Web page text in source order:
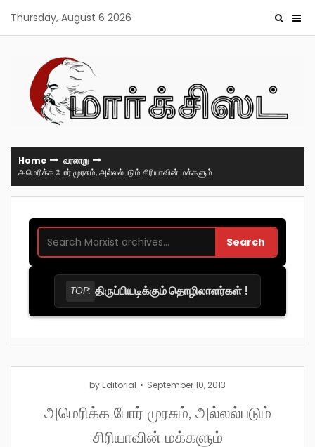
content
Thursday, August 6 2026
Home
வரலாறு
அமெரிக்க போர் முரசும், அல்லல்படும் சிரியாவின் மக்களும்
Search
TOP: திருப்பியடிக்கும் தொழிலாளர்கள் !
by Editorial September 10, 2013
அமெரிக்க போர் முரசும், அல்லல்படும்
சிரியாவின் மக்களும்